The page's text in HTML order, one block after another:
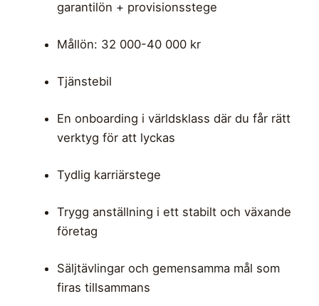
garantilön + provisionsstege
Mållön: 32 000-40 000 kr
Tjänstebil
En onboarding i världsklass där du får rätt
verktyg för att lyckas
Tydlig karriärstege
Trygg anställning i ett stabilt och växande
företag
Säljtävlingar och gemensamma mål som
firas tillsammans